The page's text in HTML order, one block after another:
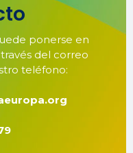
ponerse en
del correo
teléfono: